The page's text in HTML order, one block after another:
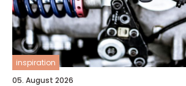
inspiration
05. August 2026